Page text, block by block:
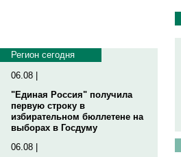
Регион сегодня
06.08 |
"Единая Россия" получила
первую строку в
избирательном бюллетене на
выборах в Госдуму
06.08 |